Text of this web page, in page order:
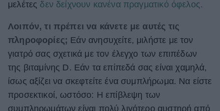
μελέτες δεν δείχνουν κανένα πραγματικό όφελος.
Λοιπόν, τι πρέπει να κάνετε με αυτές τις
πληροφορίες; Εάν ανησυχείτε, μιλήστε με τον
γιατρό σας σχετικά με τον έλεγχο των επιπέδων
της βιταμίνης D. Εάν τα επίπεδά σας είναι χαμηλά,
ίσως αξίζει να σκεφτείτε ένα συμπλήρωμα. Να είστε
προσεκτικοί, ωστόσο: Η επίβλεψη των
συμπληρωμάτων είναι πολύ λιγότερο αυστηρή από